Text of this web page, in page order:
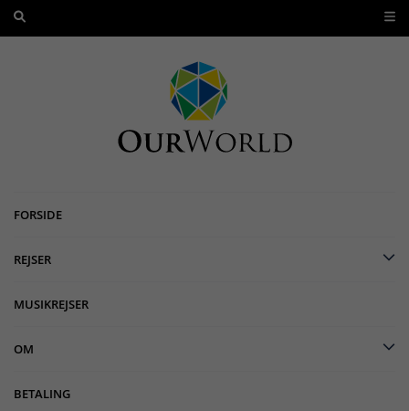
FORSIDE
REJSER
MUSIKREJSER
OM
BETALING